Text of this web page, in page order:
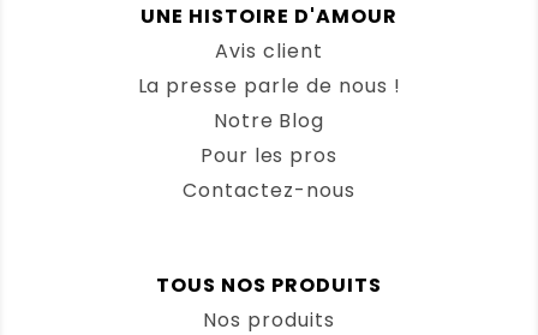
UNE HISTOIRE D'AMOUR
Avis client
La presse parle de nous !
Notre Blog
Pour les pros
Contactez-nous
TOUS NOS PRODUITS
Nos produits